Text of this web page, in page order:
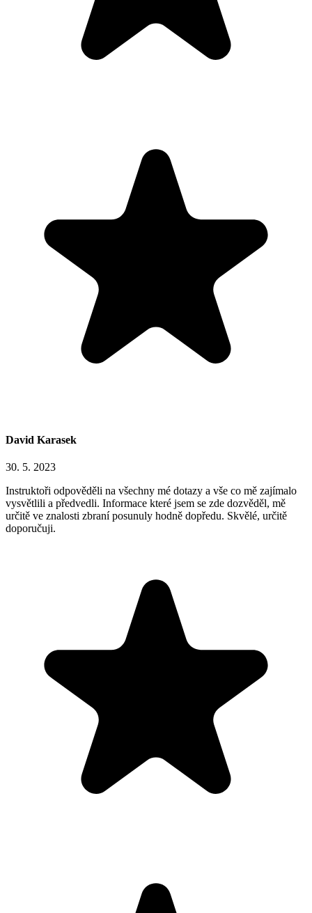
David Karasek
30. 5. 2023
Instruktoři odpověděli na všechny mé dotazy a vše co mě zajímalo
vysvětlili a předvedli. Informace které jsem se zde dozvěděl, mě
určitě ve znalosti zbraní posunuly hodně dopředu. Skvělé, určitě
doporučuji.